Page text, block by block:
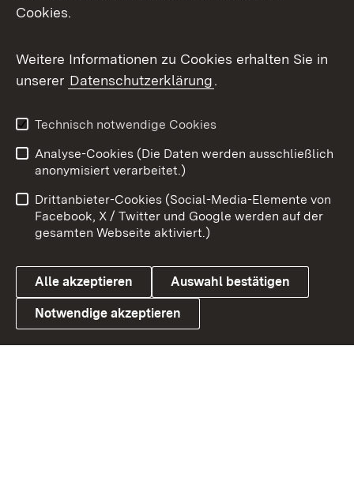
Messenger
Social Wall
X / Twitter
Youtube
Link zum Landesportal
Benutzungshinweise
Barrierefreiheit
Datenschutz
Cookies
Cookies.
Weitere Informationen zu Cookies erhalten Sie in
unserer Datenschutzerklärung.
Technisch notwendige Cookies
Analyse-Cookies (Die Daten werden ausschließlich
anonymisiert verarbeitet.)
Drittanbieter-Cookies (Social-Media-Elemente von
Facebook, X / Twitter und Google werden auf der
gesamten Webseite aktiviert.)
Alle akzeptieren Auswahl bestätigen
Notwendige akzeptieren